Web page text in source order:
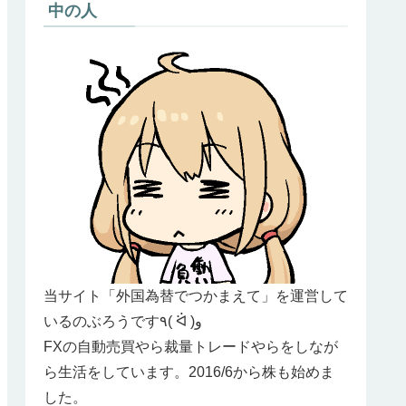
中の人
当サイト「外国為替でつかまえて」を運営して
いるのぶろうです٩( ᐛ )و
FXの自動売買やら裁量トレードやらをしなが
ら生活をしています。2016/6から株も始めま
した。